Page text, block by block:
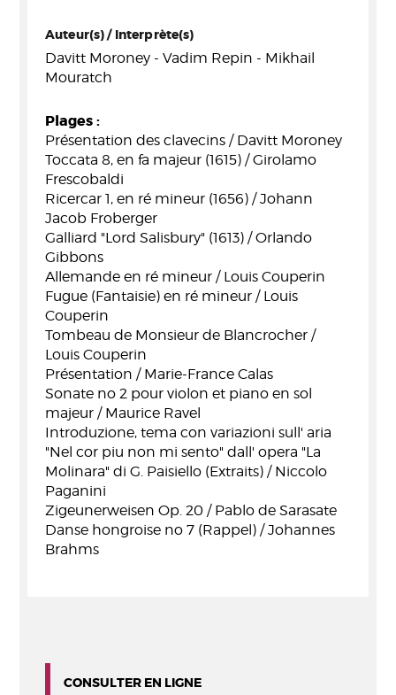
Auteur(s) / Interprète(s)
Davitt Moroney - Vadim Repin - Mikhail
Mouratch
Plages :
Présentation des clavecins / Davitt Moroney
Toccata 8, en fa majeur (1615) / Girolamo
Frescobaldi
Ricercar 1, en ré mineur (1656) / Johann
Jacob Froberger
Galliard "Lord Salisbury" (1613) / Orlando
Gibbons
Allemande en ré mineur / Louis Couperin
Fugue (Fantaisie) en ré mineur / Louis
Couperin
Tombeau de Monsieur de Blancrocher /
Louis Couperin
Présentation / Marie-France Calas
Sonate no 2 pour violon et piano en sol
majeur / Maurice Ravel
Introduzione, tema con variazioni sull' aria
"Nel cor piu non mi sento" dall' opera "La
Molinara" di G. Paisiello (Extraits) / Niccolo
Paganini
Zigeunerweisen Op. 20 / Pablo de Sarasate
Danse hongroise no 7 (Rappel) / Johannes
Brahms
CONSULTER EN LIGNE